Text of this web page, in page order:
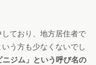
ており、地方居住者で
う方も少なくないでし
ジム」という呼び名の